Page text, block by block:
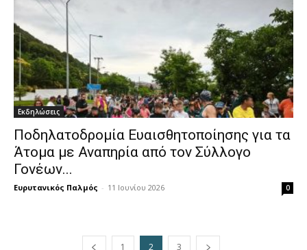
Εκδηλώσεις
Ποδηλατοδρομία Ευαισθητοποίησης για τα
Άτομα με Αναπηρία από τον Σύλλογο
Γονέων...
Ευρυτανικός Παλμός - 11 Ιουνίου 2026 0
1 2 3